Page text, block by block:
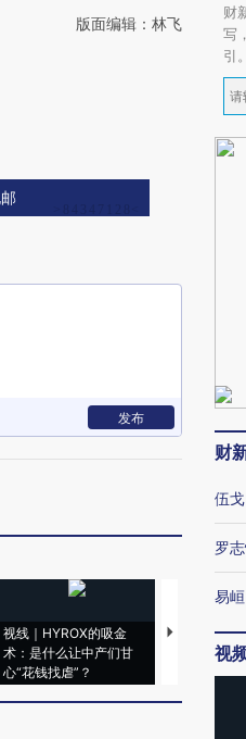
版面编辑：林飞
发布
视线｜HYROX的吸金
术：是什么让中产们甘
心“花钱找虐”？
马航飞行员
粒摇头丸 尿
财
写
引。
财
伍戈
罗
易峘
视